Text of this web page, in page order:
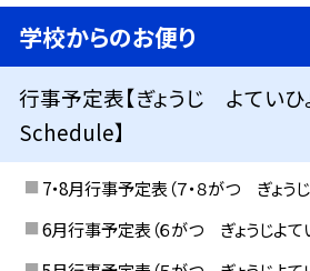
学校からのお便り
行事予定表【ぎょうじ よてい
Schedule】
7・8月行事予定表（７・８がつ ぎょうじ
6月行事予定表（６がつ ぎょうじよてい